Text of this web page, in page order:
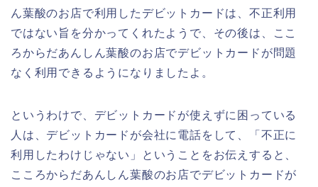
ん葉酸のお店で利用したデビットカードは、不正利用
ではない旨を分かってくれたようで、その後は、ここ
ろからだあんしん葉酸のお店でデビットカードが問題
なく利用できるようになりましたよ。
というわけで、デビットカードが使えずに困っている
人は、デビットカードが会社に電話をして、「不正に
利用したわけじゃない」ということをお伝えすると、
こころからだあんしん葉酸のお店でデビットカードが